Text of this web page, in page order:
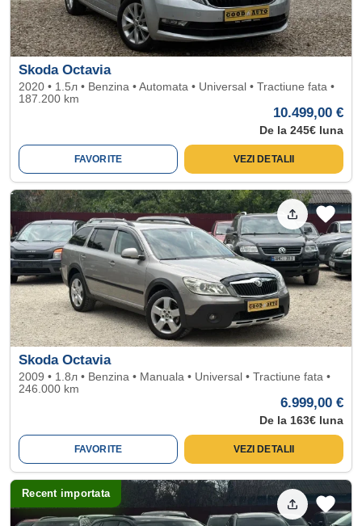
Skoda Octavia
2020 • 1.5л • Benzina • Automata • Universal • Tractiune fata •
187.200 km
10.499,00 €
De la 245€ luna
FAVORITE VEZI DETALII
Skoda Octavia
2009 • 1.8л • Benzina • Manuala • Universal • Tractiune fata •
246.000 km
6.999,00 €
De la 163€ luna
FAVORITE VEZI DETALII
Recent importata